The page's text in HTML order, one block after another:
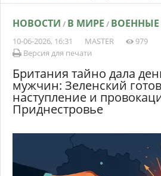
НОВОСТИ / В МИРЕ /
10-06-2026, 16:31 MASTER
979
Версия для печати
Британия тайно дала
мужчин: Зеленский
наступление и
Приднестровье